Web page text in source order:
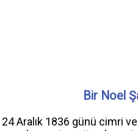
Bir Noel
24 Aralık 1836 günü cimri